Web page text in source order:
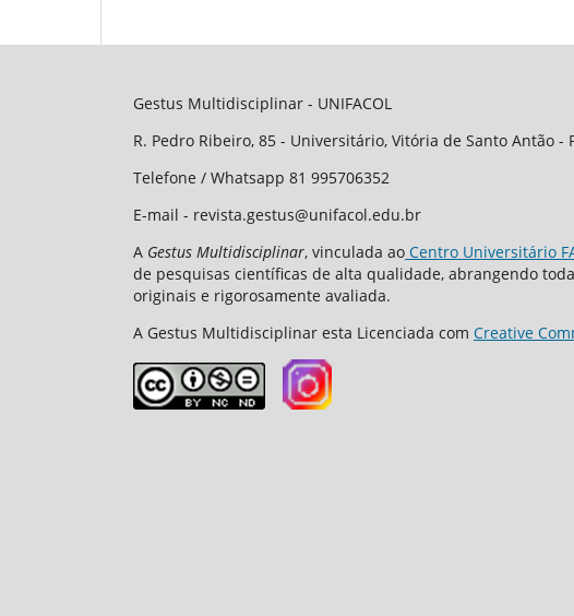
Gestus Multidisciplinar - UNIFACOL
R. Pedro Ribeiro, 85 - Universitário, Vitória de Santo Antão -
Telefone / Whatsapp 81 995706352
E-mail - revista.gestus@unifacol.edu.br
A Gestus Multidisciplinar, vinculada ao Centro Universitário
de pesquisas científicas de alta qualidade, abrangendo
originais e rigorosamente avaliada.
A Gestus Multidisciplinar esta Licenciada com Creative